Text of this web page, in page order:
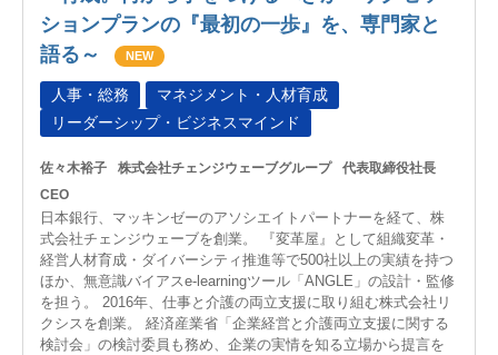
ションプランの『最初の一歩』を、専門家と
語る～
NEW
人事・総務
マネジメント・人材育成
リーダーシップ・ビジネスマインド
佐々木裕子 株式会社チェンジウェーブグループ
代表取締役社長
CEO
日本銀行、マッキンゼーのアソシエイトパートナーを経て、株
式会社チェンジウェーブを創業。 『変革屋』として組織変革・
経営人材育成・ダイバーシティ推進等で500社以上の実績を持つ
ほか、無意識バイアスe-learningツール「ANGLE」の設計・監修
を担う。 2016年、仕事と介護の両立支援に取り組む株式会社リ
クシスを創業。 経済産業省「企業経営と介護両立支援に関する
検討会」の検討委員も務め、企業の実情を知る立場から提言を